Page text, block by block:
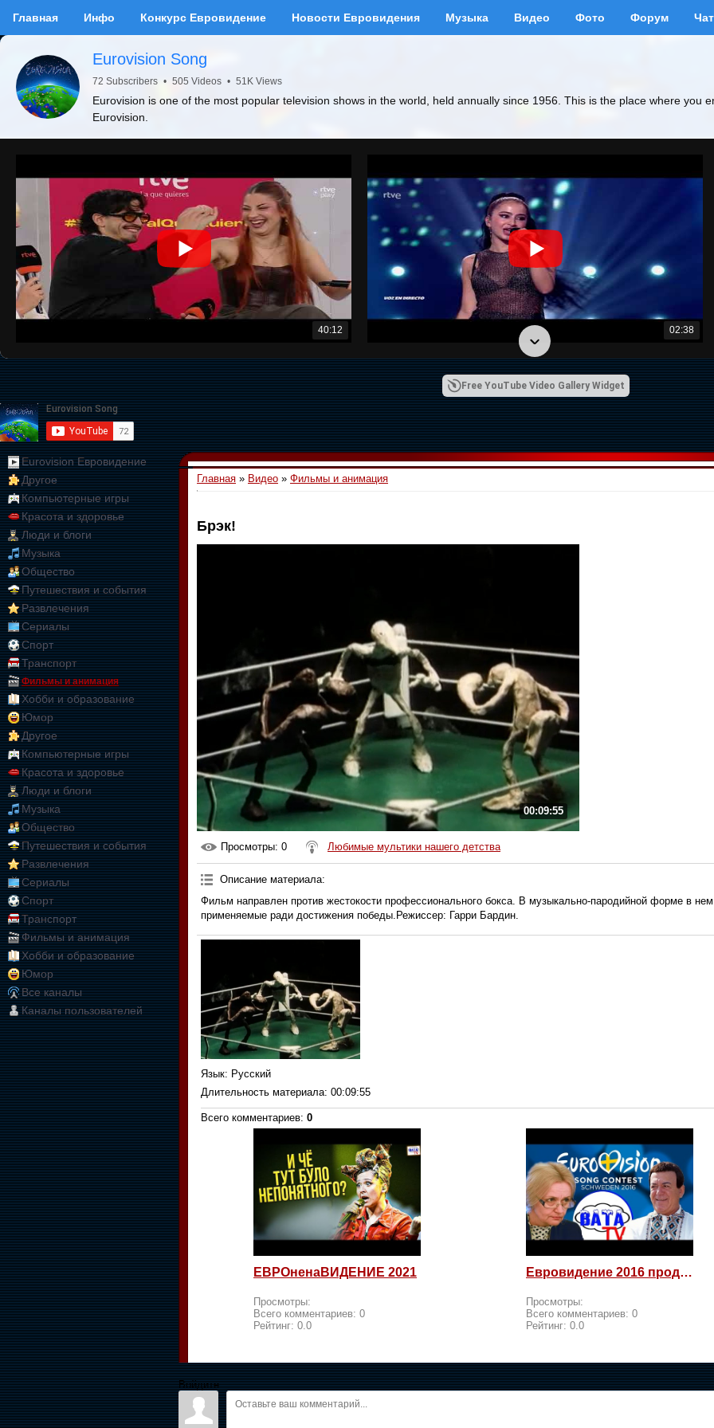
Главная Инфо Конкурс Евровидение Новости Евровидения Музыка Видео Фото Форум Чат
Eurovision Song
72 Subscribers • 505 Videos • 51K Views
Eurovision is one of the most popular television shows in the world, held annually since 1956. This is the place where you
Eurovision.
40:12 02:38
Free YouTube Video Gallery Widget
Eurovision Евровидение
Другое
Компьютерные игры
Красота и здоровье
Люди и блоги
Музыка
Общество
Путешествия и события
Развлечения
Сериалы
Спорт
Транспорт
Фильмы и анимация
Хобби и образование
Юмор
Другое
Компьютерные игры
Красота и здоровье
Люди и блоги
Музыка
Общество
Путешествия и события
Развлечения
Сериалы
Спорт
Транспорт
Фильмы и анимация
Хобби и образование
Юмор
Все каналы
Каналы пользователей
Главная » Видео » Фильмы и анимация
Брэк!
00:09:55
Просмотры: 0 Любимые мультики нашего детства
Описание материала:
Фильм направлен против жестокости профессионального бокса. В музыкально-пародийной форме в
применяемые ради достижения победы.Режиссер: Гарри Бардин.
Язык: Русский
Длительность материала: 00:09:55
Всего комментариев: 0
ЕВРОненаВИДЕНИЕ 2021
Просмотры:
Всего комментариев: 0
Рейтинг: 0.0
Евровидение 2016 продолжается! Россия возмущается и посылает
Просмотры:
Всего комментариев: 0
Рейтинг: 0.0
Войдите: